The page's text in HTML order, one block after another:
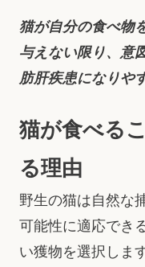
猫が自分の食べ物
与えない限り、意
肪肝疾患になりや
猫が食べる
る理由
野生の猫は自然な
可能性に適応でき
い獲物を選択しま